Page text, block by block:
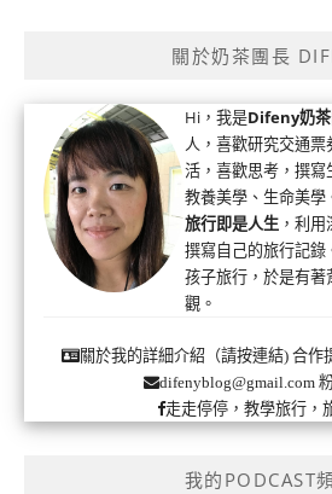
關於奶茶團長
Hi，我是Difeny奶
人，喜歡研究交通
活，喜歡思考，撰寫
教養美學、生命美學
旅行即是人生 ，利
撰寫自己的旅行記
孩子旅行，於是有
觀。
關於我的詳細介紹（請按連結)合作
difenyblog@gmail.com
走走停停，教學旅行，
我的PODCAST